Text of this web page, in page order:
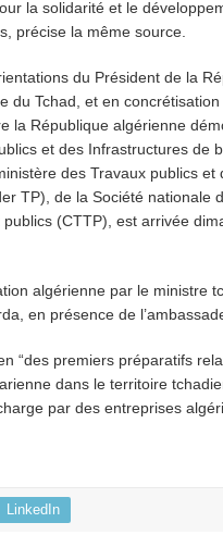
la solidarité et le
précise la même source.
du Président de la
du Tchad, et en
la République algérienne
et des Infrastructures de
des Travaux publics et
TP), de la Société nationale
(CTTP), est arrivée
algérienne par le ministre
en présence de
“des premiers préparatifs
dans le territoire
par des entreprises
LinkedIn